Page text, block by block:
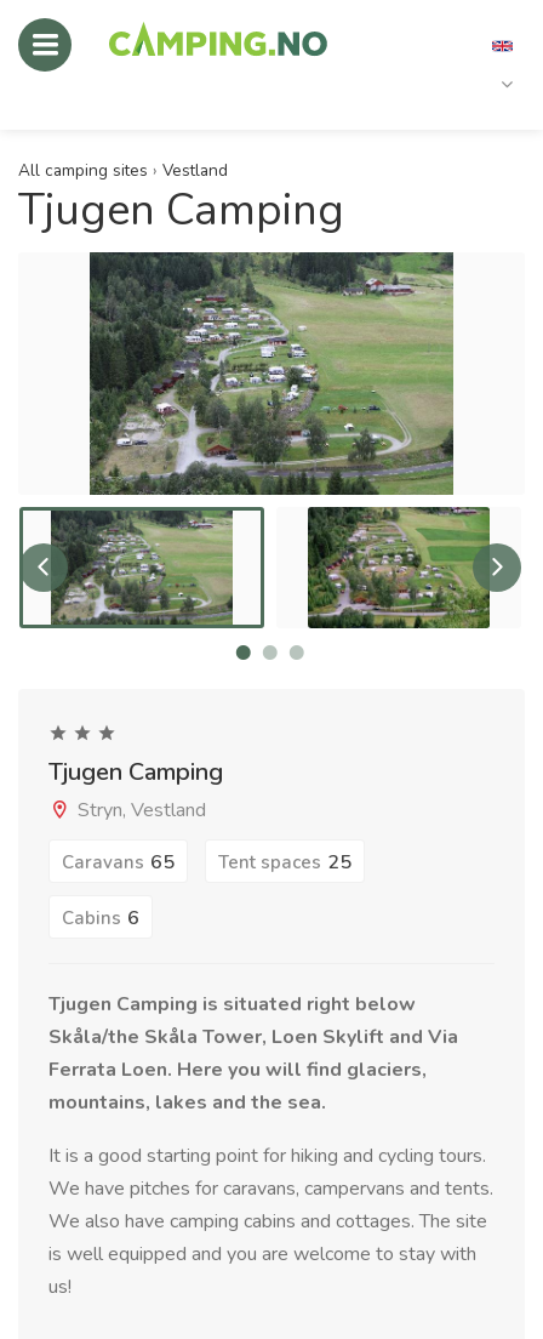
All camping sites › Vestland
Tjugen Camping
Tjugen Camping
Stryn, Vestland
Caravans 65 Tent spaces 25
Cabins 6
Tjugen Camping is situated right below
Skåla/the Skåla Tower, Loen Skylift and Via
Ferrata Loen. Here you will find glaciers,
mountains, lakes and the sea.
It is a good starting point for hiking and cycling tours.
We have pitches for caravans, campervans and tents.
We also have camping cabins and cottages. The site
is well equipped and you are welcome to stay with
us!